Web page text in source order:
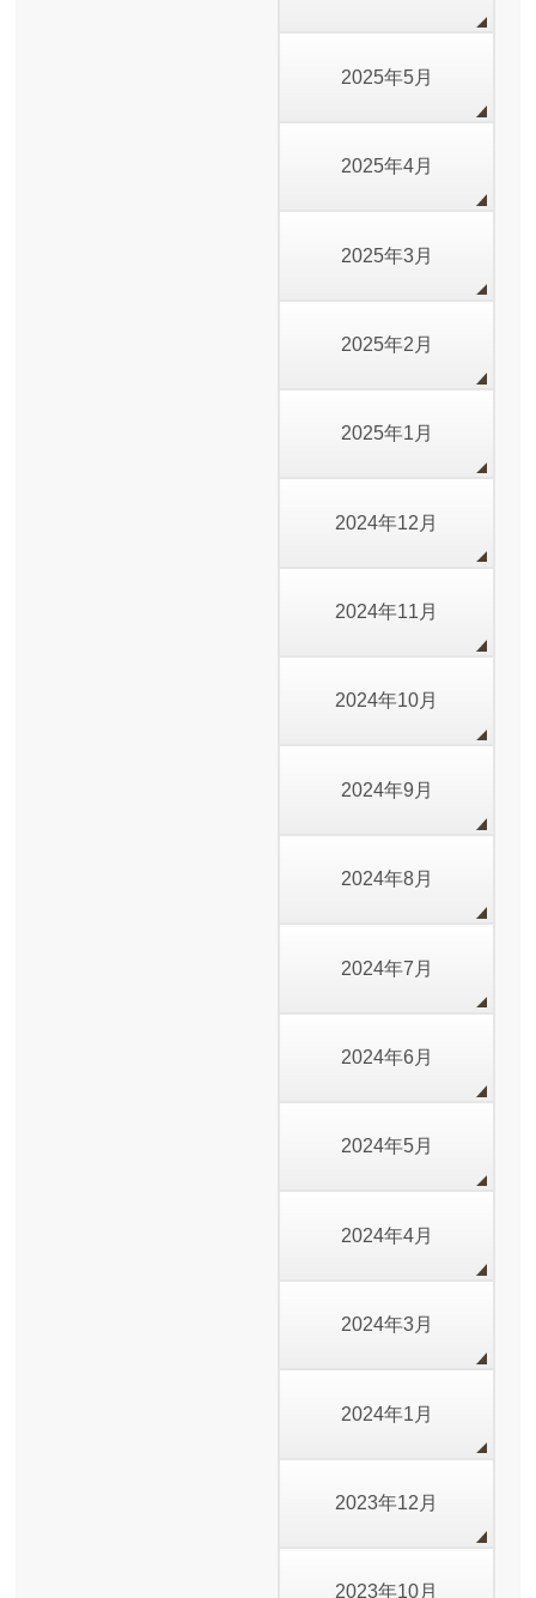
2025年5月
2025年4月
2025年3月
2025年2月
2025年1月
2024年12月
2024年11月
2024年10月
2024年9月
2024年8月
2024年7月
2024年6月
2024年5月
2024年4月
2024年3月
2024年1月
2023年12月
2023年10月